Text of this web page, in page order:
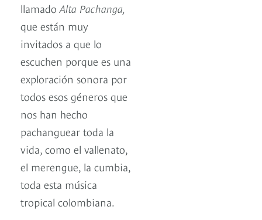
llamadoAlta Pachanga,
que están muy
invitados a que lo
escuchen porque es una
exploración sonora por
todos esos géneros que
nos han hecho
pachanguear toda la
vida, como el vallenato,
el merengue, la cumbia,
toda esta música
tropical colombiana.